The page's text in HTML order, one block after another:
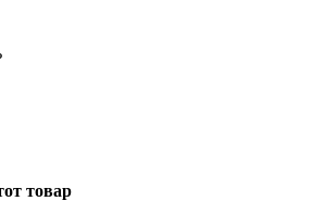
товар